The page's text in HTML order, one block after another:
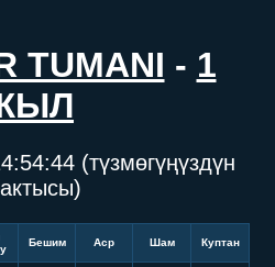
TUMANI - 1
(түзмөгүңүздүн
Бешим Аср Шам Куптан